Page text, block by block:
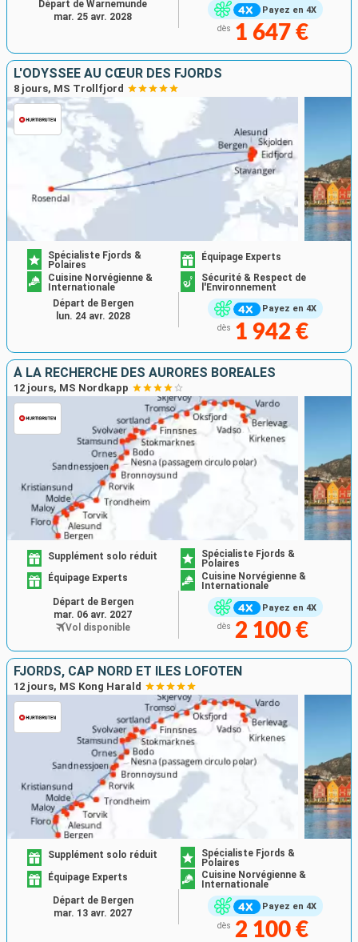
Payez en 4X
dès 1 647 €
Départ de Warnemunde
mar. 25 avr. 2028
L'ODYSSÉE AU CŒUR DES FJORDS
8 jours, MS Trollfjord
Payez en 4X
Spécialiste Fjords &
Polaires
Équipage Experts
Cuisine Norvégienne &
Internationale
Sécurité & Respect de
l'Environnement
dès 1 942 €
Départ de Bergen
lun. 24 avr. 2028
À LA RECHERCHE DES AURORES BORÉALES
12 jours, MS Nordkapp
Payez en 4X
Supplément solo réduit
Spécialiste Fjords &
Polaires
Équipage Experts
Cuisine Norvégienne &
Internationale
dès 2 100 €
Départ de Bergen
mar. 06 avr. 2027
Vol disponible
FJORDS, CAP NORD ET ÎLES LOFOTEN
12 jours, MS Kong Harald
Payez en 4X
Supplément solo réduit
Spécialiste Fjords &
Polaires
Équipage Experts
Cuisine Norvégienne &
Internationale
dès 2 100 €
Départ de Bergen
mar. 13 avr. 2027